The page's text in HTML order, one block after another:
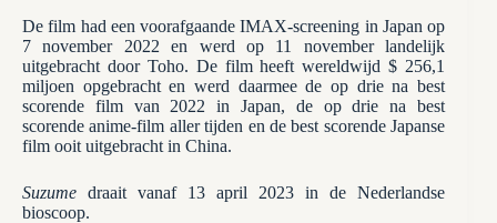
De film had een voorafgaande IMAX-screening in Japan op
7 november 2022 en werd op 11 november landelijk
uitgebracht door Toho. De film heeft wereldwijd $ 256,1
miljoen opgebracht en werd daarmee de op drie na best
scorende film van 2022 in Japan, de op drie na best
scorende anime-film aller tijden en de best scorende Japanse
film ooit uitgebracht in China.
Suzume draait vanaf 13 april 2023 in de Nederlandse
bioscoop.